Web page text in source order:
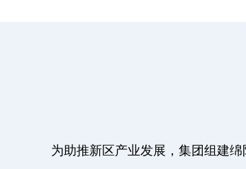
为助推新区产业发展，集团组建